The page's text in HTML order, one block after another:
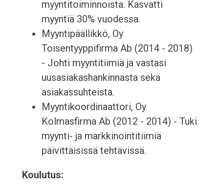
myyntitoiminnoista. Kasvatti
myyntiä 30% vuodessa.
Myyntipäällikkö, Oy
Toisentyyppifirma Ab (2014 - 2018)
- Johti myyntitiimiä ja vastasi
uusasiakashankinnasta sekä
asiakassuhteista.
Myyntikoordinaattori, Oy
Kolmasfirma Ab (2012 - 2014) - Tuki
myynti- ja markkinointitiimiä
päivittäisissä tehtävissä.
Koulutus: